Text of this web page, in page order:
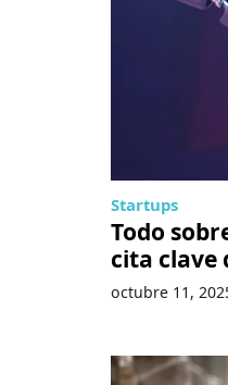
Startups
Todo
cita clave
octubre 11,